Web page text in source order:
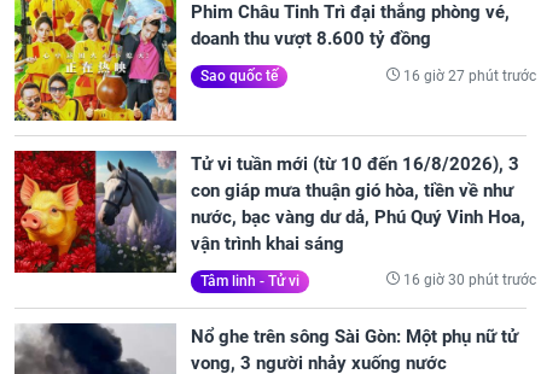
Phim Châu Tinh Trì đại thắng phòng vé,
doanh thu vượt 8.600 tỷ đồng
Sao quốc tế 16 giờ 27 phút trước
Tử vi tuần mới (từ 10 đến 16/8/2026), 3
con giáp mưa thuận gió hòa, tiền về như
nước, bạc vàng dư dả, Phú Quý Vinh Hoa,
vận trình khai sáng
Tâm linh - Tử vi 16 giờ 30 phút trước
Nổ ghe trên sông Sài Gòn: Một phụ nữ tử
vong, 3 người nhảy xuống nước